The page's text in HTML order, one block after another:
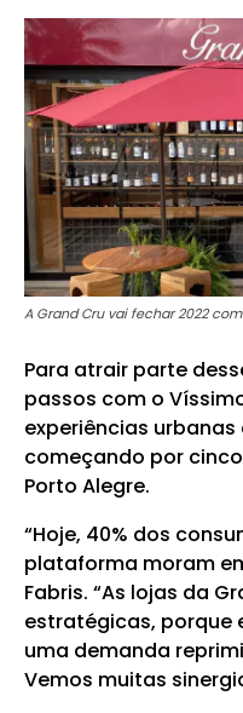
A Grand Cru vai fechar 2022
Para atrair parte
passos com o
experiências urbanas
começando por
Porto Alegre.
“Hoje, 40% dos
plataforma moram
Fabris. “As lojas da
estratégicas, porque
uma demanda
Vemos muitas